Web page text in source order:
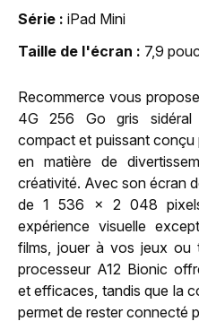
Série
iPad Mini
Taille de l'écran
7,9
Recommerce vous
4G 256 Go gris sidéral
compact et puissant
en matière de
créativité. Avec son écran
de 1 536 x 2 048
expérience visuelle
films, jouer à vos jeux ou
processeur A12 Bionic
et efficaces, tandis que la
permet de rester connecté